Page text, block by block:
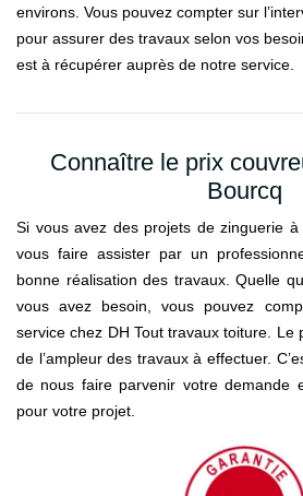
environs. Vous pouvez compter sur
pour assurer des travaux selon vos
est à récupérer auprès de notre service.
Connaître le prix
Bourcq
Si vous avez des projets de zinguerie à
vous faire assister par un
bonne réalisation des travaux. Quelle
vous avez besoin, vous pouvez
service chez DH Tout travaux toiture. Le
de l’ampleur des travaux à effectuer.
de nous faire parvenir votre demande
pour votre projet.